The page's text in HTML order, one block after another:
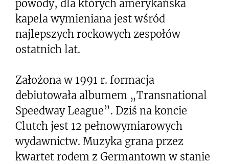
powody, dla których amerykańska
kapela wymieniana jest wśród
najlepszych rockowych zespołów
ostatnich lat.
Założona w 1991 r. formacja
debiutowała albumem „Transnational
Speedway League”. Dziś na koncie
Clutch jest 12 pełnowymiarowych
wydawnictw. Muzyka grana przez
kwartet rodem z Germantown w stanie